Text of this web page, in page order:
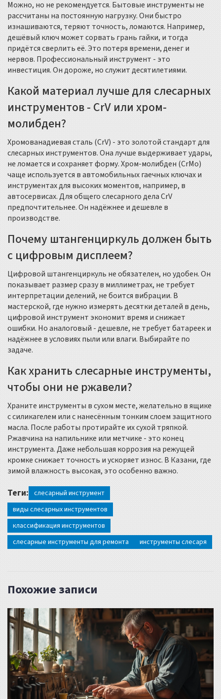
Можно, но не рекомендуется. Бытовые инструменты не
рассчитаны на постоянную нагрузку. Они быстро
изнашиваются, теряют точность, ломаются. Например,
дешёвый ключ может сорвать грань гайки, и тогда
придётся сверлить её. Это потеря времени, денег и
нервов. Профессиональный инструмент - это
инвестиция. Он дороже, но служит десятилетиями.
Какой материал лучше для слесарных
инструментов - CrV или хром-
молибден?
Хромованадиевая сталь (CrV) - это золотой стандарт для
слесарных инструментов. Она лучше выдерживает удары,
не ломается и сохраняет форму. Хром-молибден (CrMo)
чаще используется в автомобильных гаечных ключах и
инструментах для высоких моментов, например, в
автосервисах. Для общего слесарного дела CrV
предпочтительнее. Он надёжнее и дешевле в
производстве.
Почему штангенциркуль должен быть
с цифровым дисплеем?
Цифровой штангенциркуль не обязателен, но удобен. Он
показывает размер сразу в миллиметрах, не требует
интерпретации делений, не боится вибрации. В
мастерской, где нужно измерять десятки деталей в день,
цифровой инструмент экономит время и снижает
ошибки. Но аналоговый - дешевле, не требует батареек и
надёжнее в условиях пыли или влаги. Выбирайте по
задаче.
Как хранить слесарные инструменты,
чтобы они не ржавели?
Храните инструменты в сухом месте, желательно в ящике
с силикагелем или с нанесённым тонким слоем защитного
масла. После работы протирайте их сухой тряпкой.
Ржавчина на напильнике или метчике - это конец
инструмента. Даже небольшая коррозия на режущей
кромке снижает точность и ускоряет износ. В Казани, где
зимой влажность высокая, это особенно важно.
Теги: слесарный инструмент
виды слесарных инструментов
классификация инструментов
слесарные инструменты для ремонта
инструменты слесаря
Похожие записи